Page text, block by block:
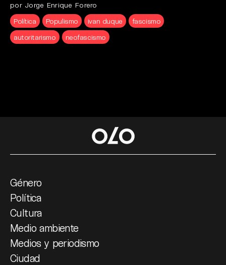
por Jorge Enrique Forero
Política
Populismo ivan duque
fascismo
autoritarismo
neofascismo
Género
Política
Cultura
Medio ambiente
Medios y periodismo
Ciudad